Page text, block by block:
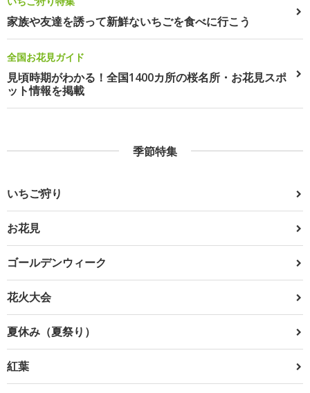
家族や友達を誘って新鮮ないちごを食べに行こう
全国お花見ガイド
見頃時期がわかる！全国1400カ所の桜名所・お花見スポ
ット情報を掲載
季節特集
いちご狩り
お花見
ゴールデンウィーク
花火大会
夏休み（夏祭り）
紅葉